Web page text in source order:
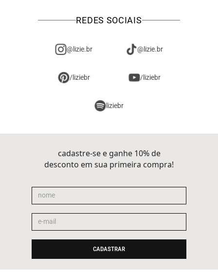
REDES SOCIAIS
@lizie.br @lizie.br
/liziebr /liziebr
liziebr
cadastre-se e ganhe 10% de
desconto em sua primeira compra!
CADASTRAR